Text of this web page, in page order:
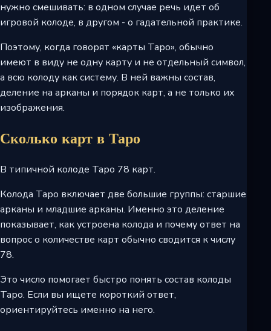
нужно смешивать: в одном случае речь идет об
игровой колоде, в другом - о гадательной практике.
Поэтому, когда говорят «карты Таро», обычно
имеют в виду не одну карту и не отдельный символ,
а всю колоду как систему. В ней важны состав,
деление на арканы и порядок карт, а не только их
изображения.
Сколько карт в Таро
В типичной колоде Таро 78 карт.
Колода Таро включает две большие группы: старшие
арканы и младшие арканы. Именно это деление
показывает, как устроена колода и почему ответ на
вопрос о количестве карт обычно сводится к числу
78.
Это число помогает быстро понять состав колоды
Таро. Если вы ищете короткий ответ,
ориентируйтесь именно на него.